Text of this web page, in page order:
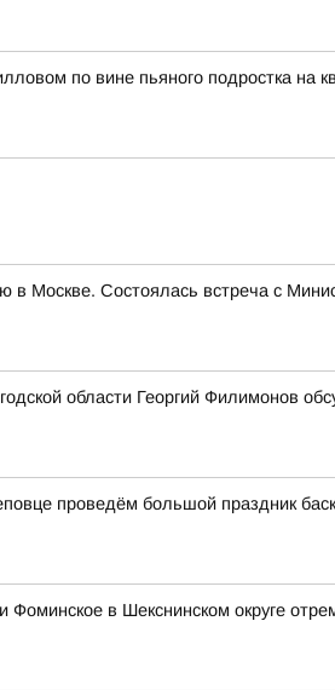
по вине пьяного подростка на
в Москве. Состоялась встреча с
области Георгий Филимонов
проведём большой праздник
в Шекснинском округе